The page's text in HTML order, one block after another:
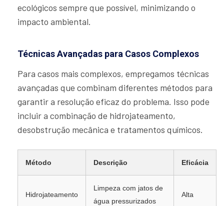
ecológicos sempre que possível, minimizando o
impacto ambiental.
Técnicas Avançadas para Casos Complexos
Para casos mais complexos, empregamos técnicas
avançadas que combinam diferentes métodos para
garantir a resolução eficaz do problema. Isso pode
incluir a combinação de hidrojateamento,
desobstrução mecânica e tratamentos químicos.
Método Descrição Eficácia
Hidrojateamento
Limpeza com jatos de
água pressurizados
Alta